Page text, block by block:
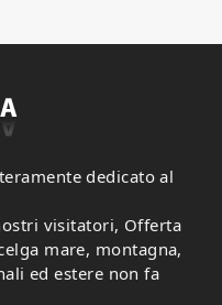
dedicato al
visitatori, Offerta
mare, montagna,
ed estere non fa